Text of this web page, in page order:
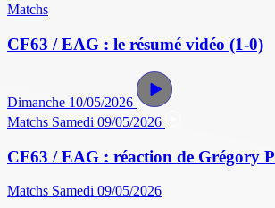
Matchs
CF63 / EAG : le résumé vidéo (1-0)
Dimanche 10/05/2026
Matchs Samedi 09/05/2026
CF63 / EAG : réaction de Grégory
Matchs Samedi 09/05/2026